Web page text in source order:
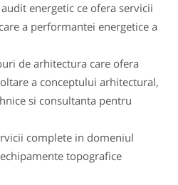
energetic ce ofera servicii
a performantei energetice a
de arhitectura care ofera
a conceptului arhitectural,
si consultanta pentru
complete in domeniul
topografice